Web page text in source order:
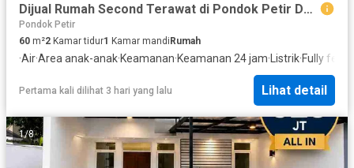
Dijual Rumah Second Terawat di Pondok Petir Depok
Pondok Petir
60 m²2 Kamar tidur1 Kamar mandiRumah
·Air·Area anak-anak·Keamanan·Keamanan 24 jam· Listrik·Fully
Pertama kali dilihat 3 hari yang lalu Lihat detail
1/8